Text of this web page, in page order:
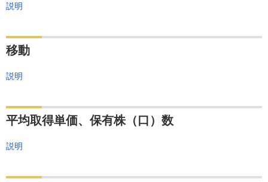
説明
移動
説明
平均取得単価、保有株（口）数
説明